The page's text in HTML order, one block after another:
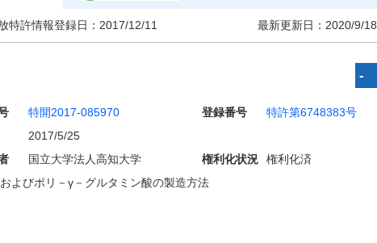
特許情報登録日： 2017/12/11 最新更新日： 2020/9/18
特開2017-085970 登録番号
特許第6748383号
2017/5/25
国立大学法人高知大学 権利化状況
権利化済
よびポリ－γ－グルタミン酸の製造方法